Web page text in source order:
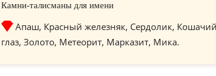
Камни-талисманы для имени
Апаш, Красный железняк, Сердолик,
глаз, Золото, Метеорит, Марказит, Мика.